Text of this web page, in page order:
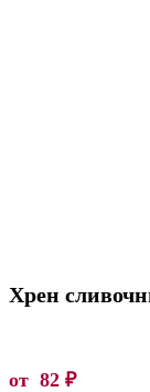
Хрен
от 82 ₽